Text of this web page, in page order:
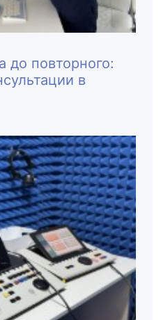
до повторного:
в